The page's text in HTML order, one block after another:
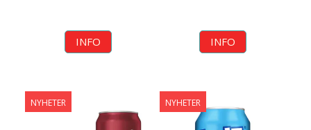
INFO INFO
NYHETER NYHETER